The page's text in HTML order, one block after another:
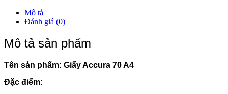
Mô tả
Đánh giá (0)
Mô tả sản phẩm
Tên sản phẩm: Giấy Accura 70 A4
Đặc điểm: